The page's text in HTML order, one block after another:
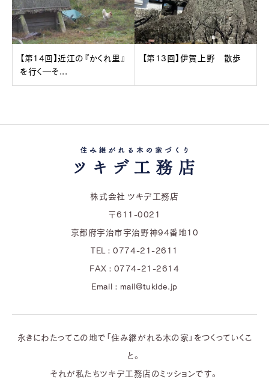
【第14回】近江の『かくれ里』
を行く―そ...
【第13回】伊賀上野 散歩
株式会社 ツキデ工務店
〒611-0021
京都府宇治市宇治野神94番地10
TEL : 0774-21-2611
FAX : 0774-21-2614
Email : mail@tukide.jp
永きにわたってこの地で「住み継がれる木の家」をつくっていくこ
と。
それが私たちツキデ工務店のミッションです。